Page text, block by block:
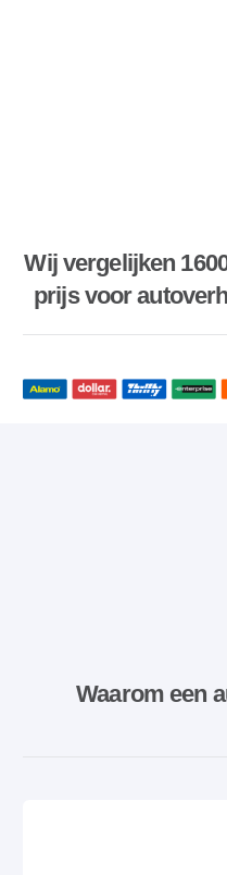
Wij vergelijken
prijs voor
Waarom een